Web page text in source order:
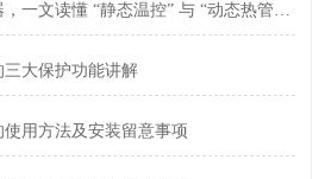
恒温水浴锅与加热循环器，一文读懂 “静态温控” 与 “动态热管理” 区别
大保护功能讲解
用方法及安装留意事项